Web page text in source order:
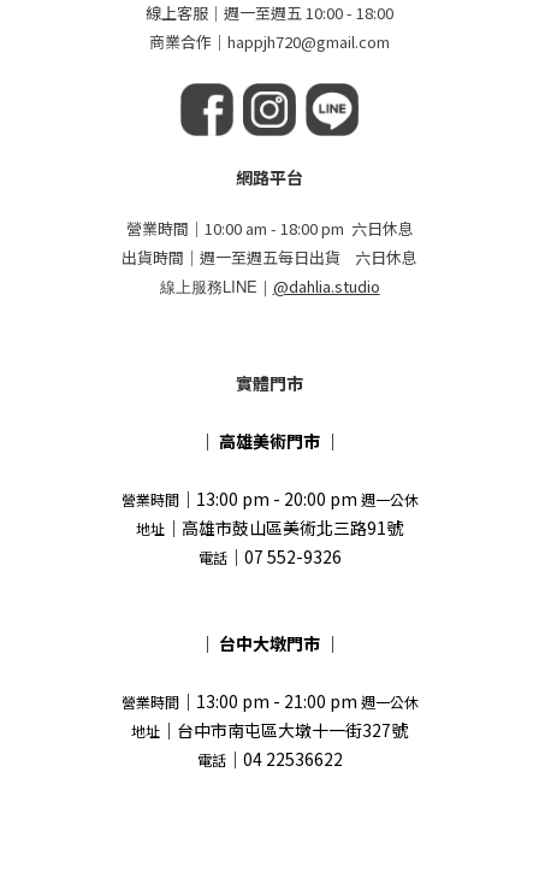
線上客服｜週一至週五 10:00 - 18:00
商業合作｜happjh720@gmail.com
網路平台
營業時間｜10:00 am - 18:00 pm 六日休息
出貨時間｜週一至週五每日出貨 六日休息
線上服務LINE｜ @dahlia.studio
實體門市
｜ 高雄美術門市 ｜
營業時間｜13:00 pm - 20:00 pm 週一公休
地址 ｜高雄市鼓山區美術北三路91號
電話｜07 552-9326
｜ 台中大墩門市 ｜
營業時間｜13:00 pm - 21:00 pm 週一公休
地址 ｜台中市南屯區大墩十一街327號
電話｜04 22536622